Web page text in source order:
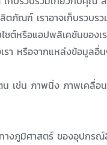
ตภัณฑ์ เราอาจเก็บรวบร
ซต์หรือแอปพลิเคชันของเ
รา หรือจากแหล่งข้อมูลอื่
เช่น ภาพนิ่ง ภาพเคลื่อ
งภูมิศาสตร์ ของอุปกรณ์